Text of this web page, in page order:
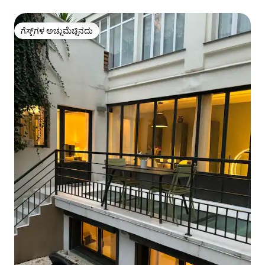
ಗೆಸ್ಟ್‌ಗಳ ಅಚ್ಚುಮೆಚ್ಚಿನದು
ಗೆಸ್ಟ್‌ಗಳ ಅಚ್ಚುಮೆಚ್ಚಿನದು